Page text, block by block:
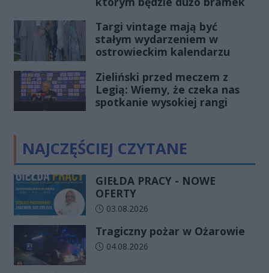
Targi vintage mają być
stałym wydarzeniem w
ostrowieckim kalendarzu
Zieliński przed meczem z
Legią: Wiemy, że czeka nas
spotkanie wysokiej rangi
NAJCZĘŚCIEJ CZYTANE
GIEŁDA PRACY - NOWE
OFERTY
Data dodania artykułu:
03.08.2026
Tragiczny pożar w Ożarowie
Data dodania artykułu:
04.08.2026